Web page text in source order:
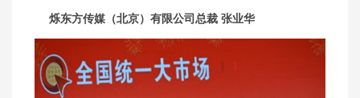
烁东方传媒（北京）有限公司总裁 张业华